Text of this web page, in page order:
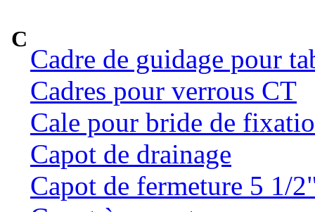
C
Cadre de guidage pour
Cadres pour verrous CT
Cale pour bride de
Capot de drainage
Capot de fermeture 5 1/